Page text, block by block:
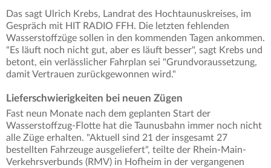
Das sagt Ulrich Krebs, Landrat des Hochtaunuskreises, im
Gespräch mit HIT RADIO FFH. Die letzten fehlenden
Wasserstoffzüge sollen in den kommenden Tagen ankommen.
"Es läuft noch nicht gut, aber es läuft besser", sagt Krebs und
betont, ein verlässlicher Fahrplan sei "Grundvoraussetzung,
damit Vertrauen zurückgewonnen wird."
Lieferschwierigkeiten bei neuen Zügen
Fast neun Monate nach dem geplanten Start der
Wasserstoffzug-Flotte hat die Taunusbahn immer noch nicht
alle Züge erhalten. "Aktuell sind 21 der insgesamt 27
bestellten Fahrzeuge ausgeliefert", teilte der Rhein-Main-
Verkehrsverbunds (RMV) in Hofheim in der vergangenen